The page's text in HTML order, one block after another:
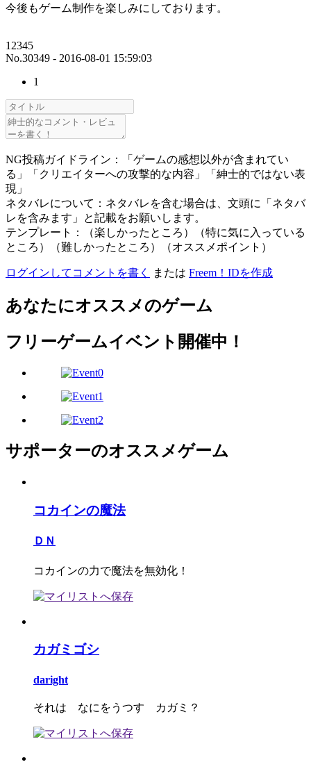
今後もゲーム制作を楽しみにしております。
12345
No.30349 - 2016-08-01 15:59:03
1
NG投稿ガイドライン：「ゲームの感想以外が含まれてい
る」「クリエイターへの攻撃的な内容」「紳士的ではない表
現」
ネタバレについて：ネタバレを含む場合は、文頭に「ネタバ
レを含みます」と記載をお願いします。
テンプレート：（楽しかったところ）（特に気に入っている
ところ）（難しかったところ）（オススメポイント）
ログインしてコメントを書く または Freem！IDを作成
あなたにオススメのゲーム
フリーゲームイベント開催中！
サポーターのオススメゲーム
コカインの魔法
ＤＮ
コカインの力で魔法を無効化！
カガミゴシ
daright
それは なにをうつす カガミ？